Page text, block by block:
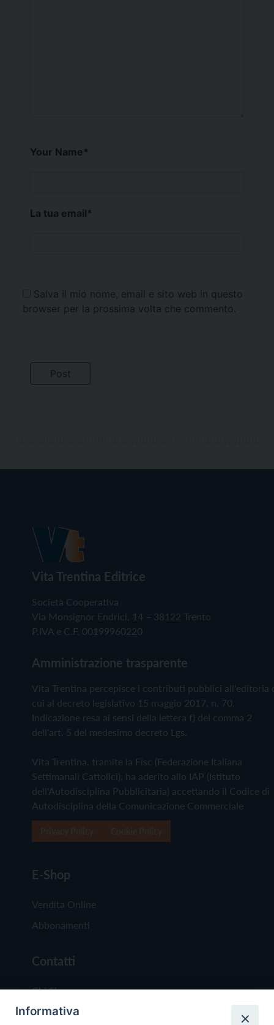
Your Name*
La tua email*
Salva il mio nome, email e sito web in questo
browser per la prossima volta che commento.
Vita Trentina Editrice
Società Cooperativa
Via Monsignor Endrici, 14 – 38122 Trento
P.IVA e C.F. 00199960220
Amministrazione trasparente
Vita Trentina percepisce i contributi pubblici all'editoria
cui al decreto legislativo 15 maggio 2017, n. 70.
Indicazione resa ai sensi della lettera f) del comma 2
dell'art. 5 del medesimo decreto Lgs.
Vita Trentina, tramite la Fisc (Federazione Italiana
Settimanali Cattolici), ha aderito allo IAP (Istituto
dell'Autodisciplina Pubblicitaria) accettando il Codice di
Autodisciplina della Comunicazione Commerciale
E-Shop
Vendita Online
Abbonamenti
Contatti
Chi Siamo
Redazione
Informativa